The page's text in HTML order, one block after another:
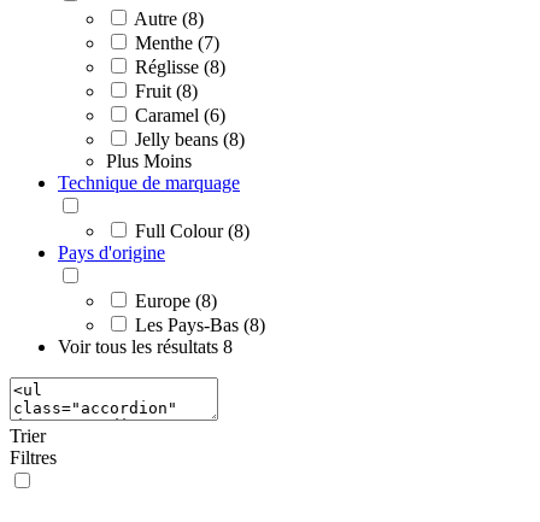
Autre (8)
Menthe (7)
Réglisse (8)
Fruit (8)
Caramel (6)
Jelly beans (8)
Plus Moins
Technique de marquage
Full Colour (8)
Pays d'origine
Europe (8)
Les Pays-Bas (8)
Voir tous les résultats 8
Trier
Filtres